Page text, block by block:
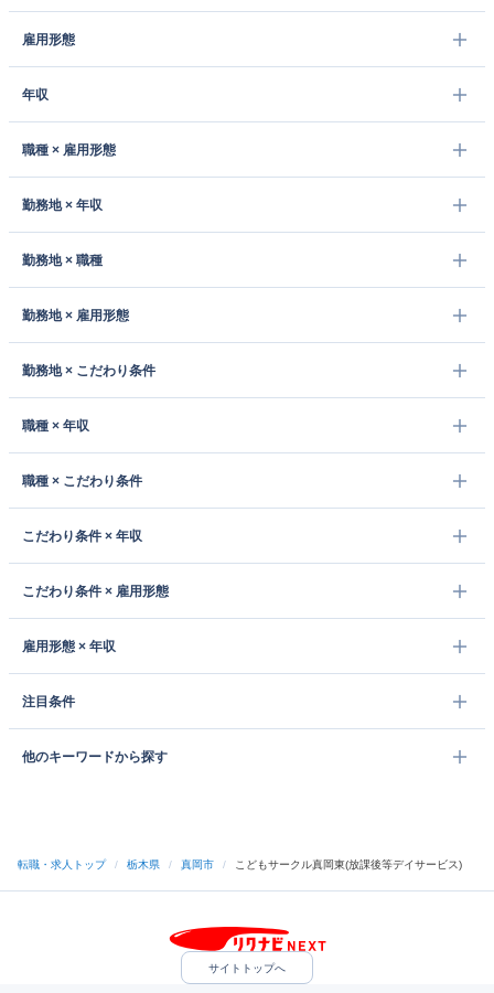
雇用形態
年収
職種 × 雇用形態
勤務地 × 年収
勤務地 × 職種
勤務地 × 雇用形態
勤務地 × こだわり条件
職種 × 年収
職種 × こだわり条件
こだわり条件 × 年収
こだわり条件 × 雇用形態
雇用形態 × 年収
注目条件
他のキーワードから探す
転職・求人トップ / 栃木県 / 真岡市 / こどもサークル真岡東(放課後等デイサービス)
サイトトップへ